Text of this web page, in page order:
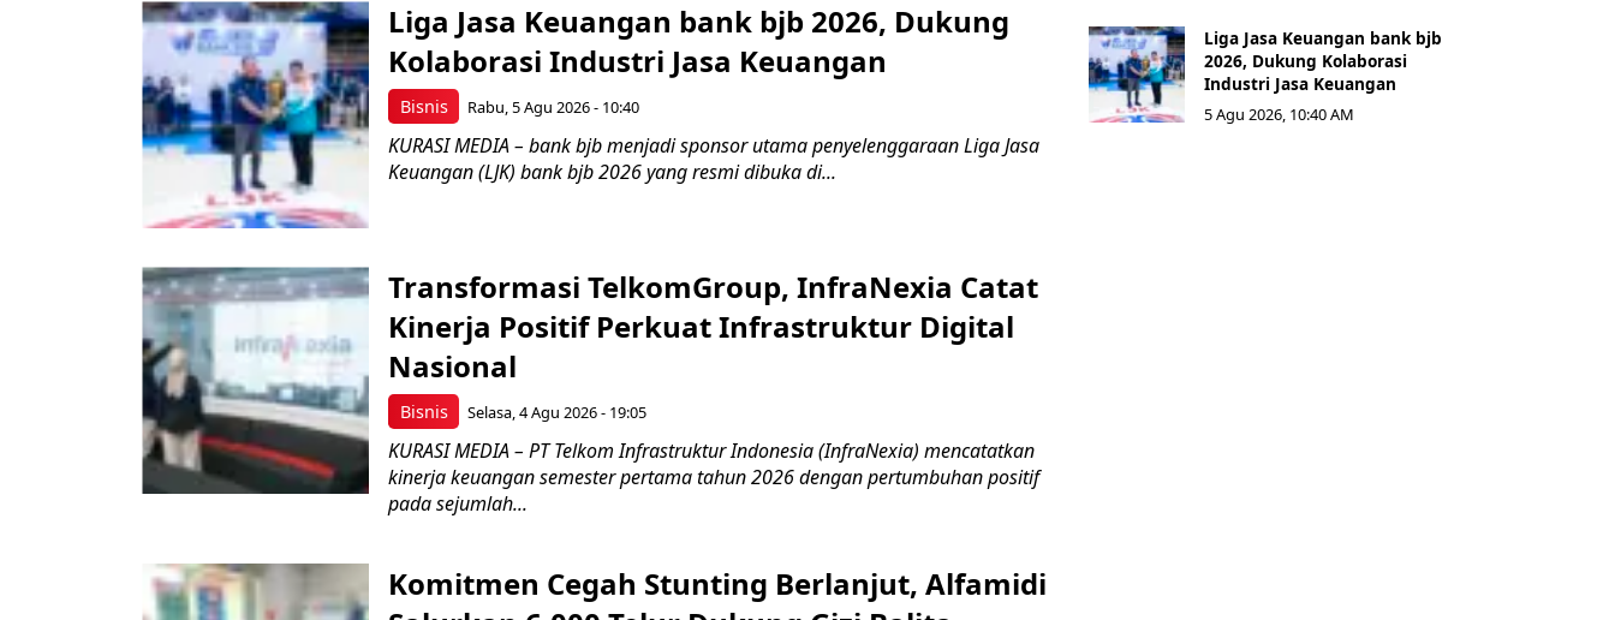
Bisnis
Liga Jasa Keuangan bank bjb 2026, Dukung
Kolaborasi Industri Jasa Keuangan
Rabu, 5 Agu 2026 - 10:40
KURASI MEDIA – bank bjb menjadi sponsor utama penyelenggaraan Liga Jasa
Keuangan (LJK) bank bjb 2026 yang resmi dibuka di...
Bisnis
Transformasi TelkomGroup, InfraNexia Catat
Kinerja Positif Perkuat Infrastruktur Digital
Nasional
Selasa, 4 Agu 2026 - 19:05
KURASI MEDIA – PT Telkom Infrastruktur Indonesia (InfraNexia) mencatatkan
kinerja keuangan semester pertama tahun 2026 dengan pertumbuhan positif
pada sejumlah...
Komitmen Cegah Stunting Berlanjut, Alfamidi
Liga Jasa Keuangan bank bjb
2026, Dukung Kolaborasi
Industri Jasa Keuangan
5 Agu 2026, 10:40 AM